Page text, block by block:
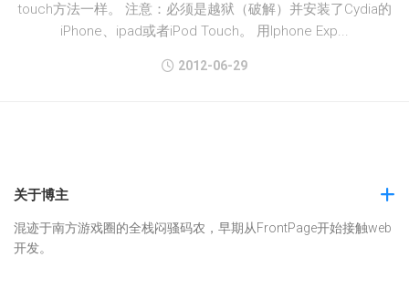
touch方法一样。 注意：必须是越狱（破解）并安装了Cydia的
iPhone、ipad或者iPod Touch。 用Iphone Exp...
2012-06-29
关于博主
混迹于南方游戏圈的全栈闷骚码农，早期从FrontPage开始接触web
开发。